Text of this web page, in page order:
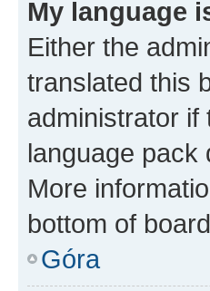
My language
Either the
translated this
administrator if
language pack
More
bottom of
Góra